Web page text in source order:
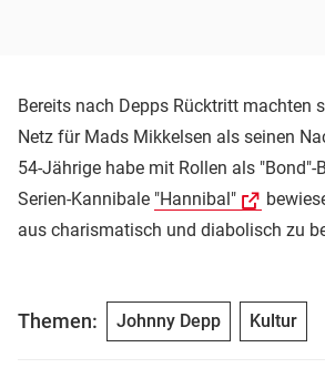
Bereits nach Depps Rücktritt machten
Netz für Mads Mikkelsen als seinen
54-Jährige habe mit Rollen als "Bond"-
Serien-Kannibale "Hannibal"
aus charismatisch und diabolisch zu
Themen: Johnny Depp Kultur